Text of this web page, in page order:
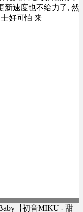
新速度也不给力了, 然
好可怕 来